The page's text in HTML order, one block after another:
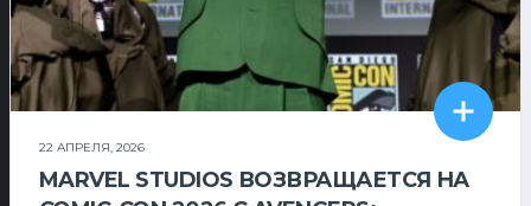
22 АПРЕЛЯ, 2026
MARVEL STUDIOS ВОЗВРАЩАЕТСЯ НА